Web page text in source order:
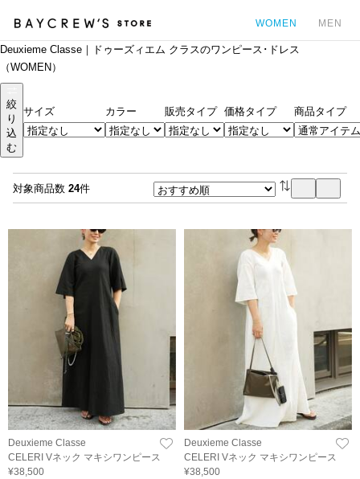
WOMEN MEN
Deuxieme Classe｜ドゥーズィエム クラスのワンピース･ドレス
（WOMEN）
絞
り
込
む
サイズ カラー 販売タイプ 価格タイプ 商品タイプ
対象商品数 24件
Deuxieme Classe
CELERI Vネック マキシワンピース
¥38,500
Deuxieme Classe
CELERI Vネック マキシワンピース
¥38,500